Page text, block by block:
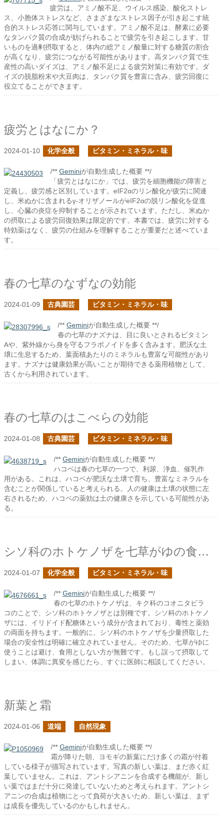
疲労は、アミノ酸不足、ウイルス感染、酸化ストレ
ス、小胞体ストレスなど、さまざまなストレス因子が引き起こす統
合的ストレス応答に関与しています。アミノ酸不足は、酵素に必要
なタンパク質の合成が妨げられることで疲労を引き起こします。甘
いものを過剰摂取すると、体内の総アミノ酸量に対する糖質の割合
が高くなり、疲労につながる可能性があります。高タンパク質で生
産性の高いダイズは、アミノ酸不足による疲労対策に有効です。ダ
イズの脱脂粉末や大豆肉は、タンパク質を豊富に含み、疲労回復に
役立てることができます。
疲労とはなにか？
2024-01-10 化学全般 ビタミン・ミネラル・味
/** Geminiが自動生成した概要 **/
「疲労とはなにか」では、疲労を細胞機能の障害と
定義し、疲労感と区別しています。eIF2αのリン酸化が疲労に関連
し、米ぬかに含まれるγ-オリザノールがeIF2αの脱リン酸化を促進
し、心臓の炎症を抑制することが示されています。ただし、米ぬか
の摂取による疲労回復効果は限定的です。本書では、疲労に対する
特効薬はなく、疲労の仕組みを理解することが重要だと述べていま
す。
春の七草のなずなの効能
2024-01-09 古典園芸 ビタミン・ミネラル・味
/** Geminiが自動生成した概要 **/
春の七草のナズナは、目に良いとされるビタミン
Aや、紫外線から身を守るフラボノイドを多く含みます。肥沃な土
壌に生息するため、葉面積あたりのミネラルも豊富な可能性があり
ます。ナズナは健康効果が高いことが期待できる薬用植物として、
古くから利用されています。
春の七草のはこべらの効能
2024-01-08 古典園芸 ビタミン・ミネラル・味
/** Geminiが自動生成した概要 **/
ハコベは春の七草の一つで、利尿、浄血、催乳作
用がある。これは、ハコベが肥沃な土壌で育ち、豊富なミネラルを
含むことが関係していると考えられる。人の健康は土壌の状態に左
右されるため、ハコベの薬効は土の健康さを示している可能性があ
る。
シソ科のホトケノザを七草がゆの食材として用いて大丈夫か？
2024-01-07 化学全般 ビタミン・ミネラル・味
/** Geminiが自動生成した概要 **/
春の七草のホトケノザは、キク科のコオニタビラ
コのことで、シソ科のホトケノザとは別種です。シソ科のホトケノ
ザには、イリドイド配糖体という成分が含まれており、毒性と薬効
の両面を持ちます。一般的に、シソ科のホトケノザを少量摂取した
場合の安全性は明確に確立されていません。そのため、七草がゆに
使うことは避け、食用としない方が無難です。もし誤って摂取して
しまい、体調に異変を感じたら、すぐに医師に相談してください。
新葉と霜
2024-01-06 道端 自然現象
/** Geminiが自動生成した概要 **/
霜が降りた朝、ヨモギの新葉にだけ多くの霜が付着
している様子が描写されています。写真の新しい葉は、まだ赤く紅
葉していません。これは、アントシアニンを合成する機能が、新し
い葉ではまだ十分に発達していないためと考えられます。アントシ
アニンの合成は植物にとって負荷が大きいため、新しい葉は、まず
は成長を優先しているのかもしれません。